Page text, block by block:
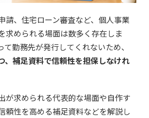
請、住宅ローン審査など、個人事業
求められる場面は数多く存在しま
て勤務先が発行してくれないため、
、補足資料で信頼性を担保しなけれ
が求められる代表的な場面や自作す
頼性を高める補足資料などを解説し